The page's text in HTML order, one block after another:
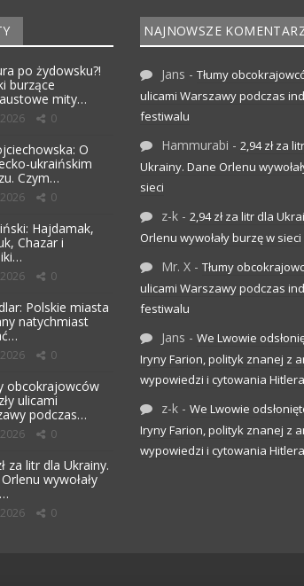
po żydowsku?!
burzące
mity…
0
O
ukraińskim
Czym…
0
Hajdamak,
Chazar i
0
Polskie miasta
natychmiast
0
obcokrajowców
ulicami
podczas…
0
za litr dla Ukrainy.
wywołały
0
NAJNOWSZE
Jans - Tłumy
ulicami Warszawy podczas
festiwalu
Hammurabi - 2,94 zł za
Ukrainy. Dane Orlenu
sieci
z-k - 2,94 zł za litr dla
Orlenu wywołały burzę w sieci
Mr. X - Tłumy
ulicami Warszawy podczas
festiwalu
Jans - We Lwowie
Iryny Farion, polityk znanej z
wypowiedzi i cytowania
z-k - We Lwowie
Iryny Farion, polityk znanej z
wypowiedzi i cytowania